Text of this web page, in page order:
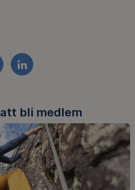
LINKEDIN
bli medlem